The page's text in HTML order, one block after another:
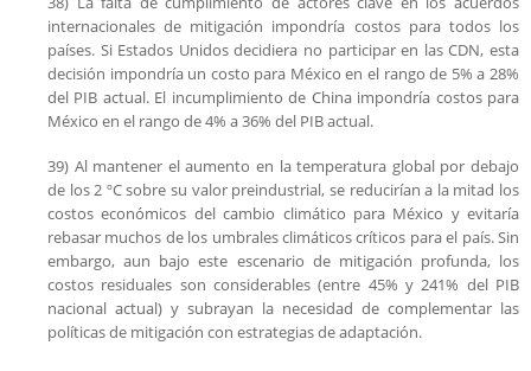
internacionales de mitigación impondría costos para todos los
países. Si Estados Unidos decidiera no participar en las CDN, esta
decisión impondría un costo para México en el rango de 5% a 28%
del PIB actual. El incumplimiento de China impondría costos para
México en el rango de 4% a 36% del PIB actual.
39) Al mantener el aumento en la temperatura global por debajo
de los 2 ºC sobre su valor preindustrial, se reducirían a la mitad los
costos económicos del cambio climático para México y evitaría
rebasar muchos de los umbrales climáticos críticos para el país. Sin
embargo, aun bajo este escenario de mitigación profunda, los
costos residuales son considerables (entre 45% y 241% del PIB
nacional actual) y subrayan la necesidad de complementar las
políticas de mitigación con estrategias de adaptación.